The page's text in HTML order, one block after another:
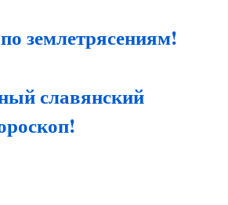
землетрясениям!
славянский